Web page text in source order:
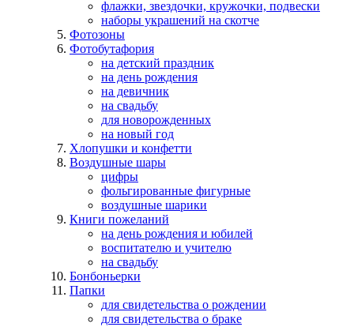
флажки, звездочки, кружочки, подвески
наборы украшений на скотче
Фотозоны
Фотобутафория
на детский праздник
на день рождения
на девичник
на свадьбу
для новорожденных
на новый год
Хлопушки и конфетти
Воздушные шары
цифры
фольгированные фигурные
воздушные шарики
Книги пожеланий
на день рождения и юбилей
воспитателю и учителю
на свадьбу
Бонбоньерки
Папки
для свидетельства о рождении
для свидетельства о браке